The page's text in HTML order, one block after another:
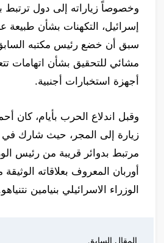
وخصوصاً زياراته إلى دول ترتبط
إسرائيل، التكهنات بشأن طبيعة
سبق أن خضع رئيس مكتبه
مشائي للتحقيق بشأن اتهامات
أجهزة استخبارات أجنبية.
وقبل اندلاع الحرب بأيام، كان
زيارة إلى المجر، حيث شارك
مرتبط بدوائر قريبة من رئيس
أوربان المعروف بعلاقاته
الوزراء الاسرائيلي بنيامين
المقال السابق